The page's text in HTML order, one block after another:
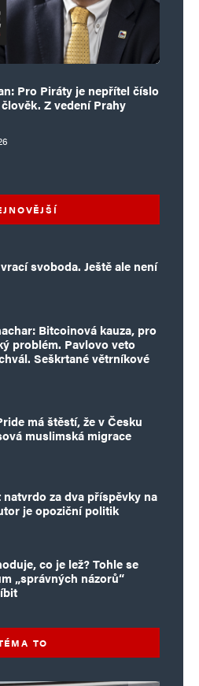
Pro Piráty je nepřítel číslo
Z vedení Prahy
svoboda. Ještě ale není
Bitcoinová kauza, pro
problém. Pavlovo veto
Seškrtané větrníkové
má štěstí, že v Česku
muslimská migrace
natvrdo za dva příspěvky na
je opoziční politik
co je lež? Tohle se
„správných názorů“
TO